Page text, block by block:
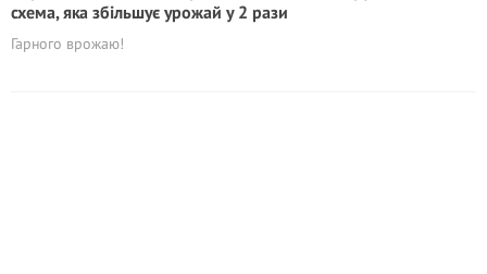
схема, яка збільшує урожай у 2 рази
Гарного врожаю!